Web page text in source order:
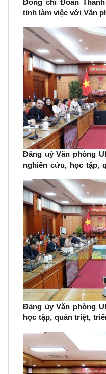
tỉnh làm việc với Văn
Đảng uỷ Văn phòng
nghiên cứu, học tập,
NQ/TW của Bộ Chính trị
Đảng ủy Văn phòng
học tập, quán triệt,